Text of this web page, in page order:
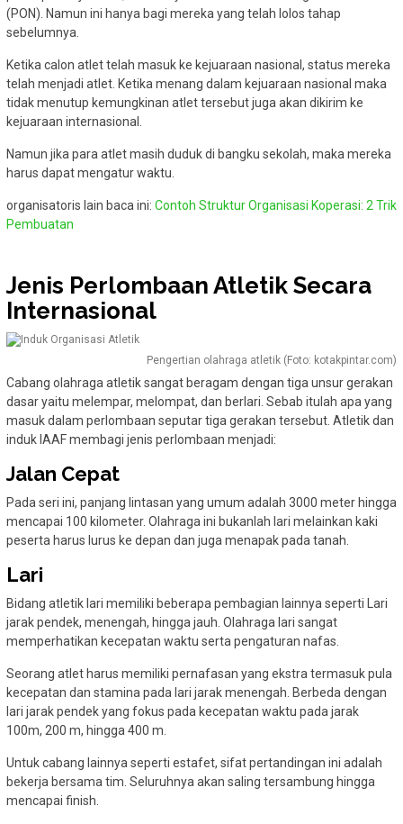
(PON). Namun ini hanya bagi mereka yang telah lolos tahap
sebelumnya.
Ketika calon atlet telah masuk ke kejuaraan nasional, status mereka
telah menjadi atlet. Ketika menang dalam kejuaraan nasional maka
tidak menutup kemungkinan atlet tersebut juga akan dikirim ke
kejuaraan internasional.
Namun jika para atlet masih duduk di bangku sekolah, maka mereka
harus dapat mengatur waktu.
organisatoris lain baca ini: Contoh Struktur Organisasi Koperasi: 2 Trik
Pembuatan
Jenis Perlombaan Atletik Secara
Internasional
Pengertian olahraga atletik (Foto: kotakpintar.com)
Cabang olahraga atletik sangat beragam dengan tiga unsur gerakan
dasar yaitu melempar, melompat, dan berlari. Sebab itulah apa yang
masuk dalam perlombaan seputar tiga gerakan tersebut. Atletik dan
induk IAAF membagi jenis perlombaan menjadi:
Jalan Cepat
Pada seri ini, panjang lintasan yang umum adalah 3000 meter hingga
mencapai 100 kilometer. Olahraga ini bukanlah lari melainkan kaki
peserta harus lurus ke depan dan juga menapak pada tanah.
Lari
Bidang atletik lari memiliki beberapa pembagian lainnya seperti Lari
jarak pendek, menengah, hingga jauh. Olahraga lari sangat
memperhatikan kecepatan waktu serta pengaturan nafas.
Seorang atlet harus memiliki pernafasan yang ekstra termasuk pula
kecepatan dan stamina pada lari jarak menengah. Berbeda dengan
lari jarak pendek yang fokus pada kecepatan waktu pada jarak
100m, 200 m, hingga 400 m.
Untuk cabang lainnya seperti estafet, sifat pertandingan ini adalah
bekerja bersama tim. Seluruhnya akan saling tersambung hingga
mencapai finish.